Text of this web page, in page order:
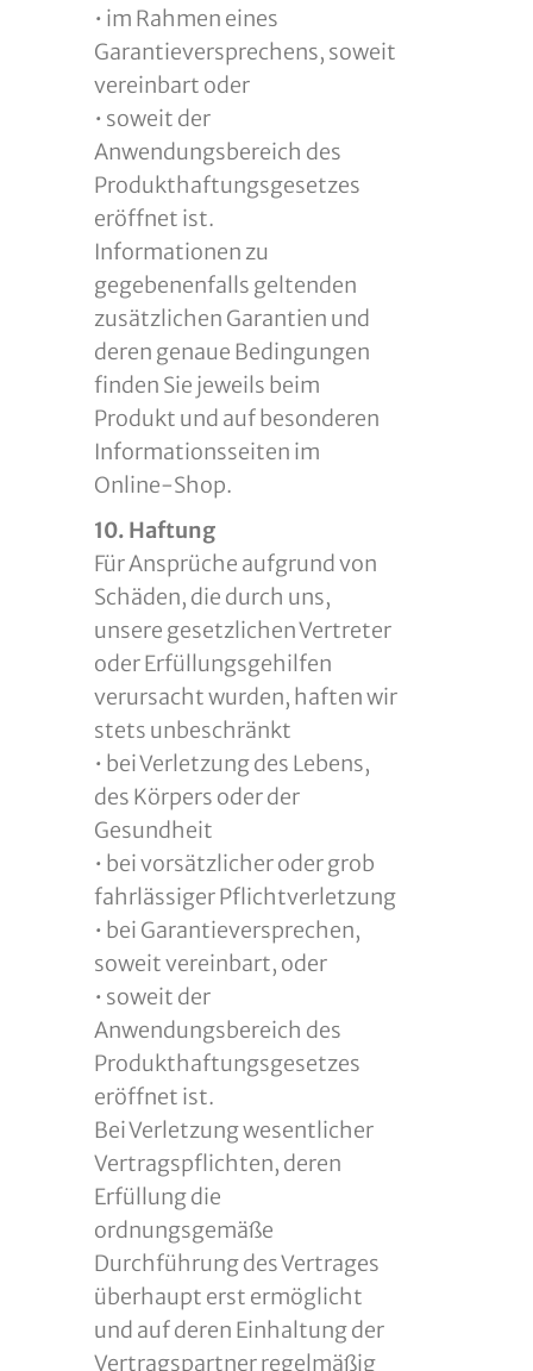
• im Rahmen eines
Garantieversprechens, soweit
vereinbart oder
• soweit der
Anwendungsbereich des
Produkthaftungsgesetzes
eröffnet ist.
Informationen zu
gegebenenfalls geltenden
zusätzlichen Garantien und
deren genaue Bedingungen
finden Sie jeweils beim
Produkt und auf besonderen
Informationsseiten im
Online-Shop.
10. Haftung
Für Ansprüche aufgrund von
Schäden, die durch uns,
unsere gesetzlichen Vertreter
oder Erfüllungsgehilfen
verursacht wurden, haften wir
stets unbeschränkt
• bei Verletzung des Lebens,
des Körpers oder der
Gesundheit
• bei vorsätzlicher oder grob
fahrlässiger Pflichtverletzung
• bei Garantieversprechen,
soweit vereinbart, oder
• soweit der
Anwendungsbereich des
Produkthaftungsgesetzes
eröffnet ist.
Bei Verletzung wesentlicher
Vertragspflichten, deren
Erfüllung die
ordnungsgemäße
Durchführung des Vertrages
überhaupt erst ermöglicht
und auf deren Einhaltung der
Vertragspartner regelmäßig